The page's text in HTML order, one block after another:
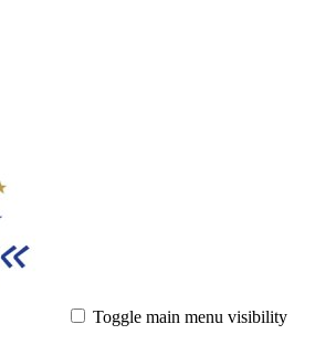
Toggle main menu visibility